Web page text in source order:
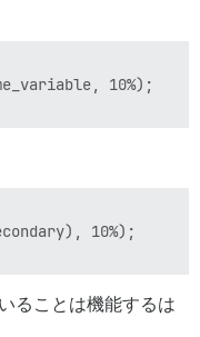
10%);
10%);
ることは機能するは